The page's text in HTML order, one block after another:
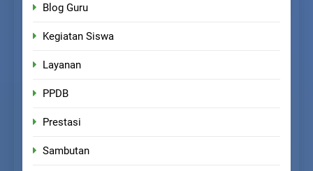
Blog Guru
Kegiatan Siswa
Layanan
PPDB
Prestasi
Sambutan